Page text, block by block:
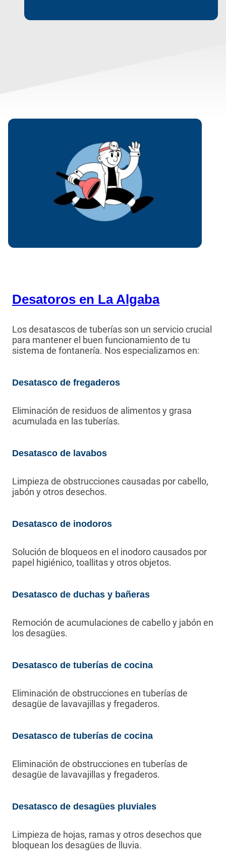
Desatoros en La Algaba
Los desatascos de tuberías son un servicio crucial
para mantener el buen funcionamiento de tu
sistema de fontanería. Nos especializamos en:
Desatasco de fregaderos
Eliminación de residuos de alimentos y grasa
acumulada en las tuberías.
Desatasco de lavabos
Limpieza de obstrucciones causadas por cabello,
jabón y otros desechos.
Desatasco de inodoros
Solución de bloqueos en el inodoro causados por
papel higiénico, toallitas y otros objetos.
Desatasco de duchas y bañeras
Remoción de acumulaciones de cabello y jabón en
los desagües.
Desatasco de tuberías de cocina
Eliminación de obstrucciones en tuberías de
desagüe de lavavajillas y fregaderos.
Desatasco de tuberías de cocina
Eliminación de obstrucciones en tuberías de
desagüe de lavavajillas y fregaderos.
Desatasco de desagües pluviales
Limpieza de hojas, ramas y otros desechos que
bloquean los desagües de lluvia.